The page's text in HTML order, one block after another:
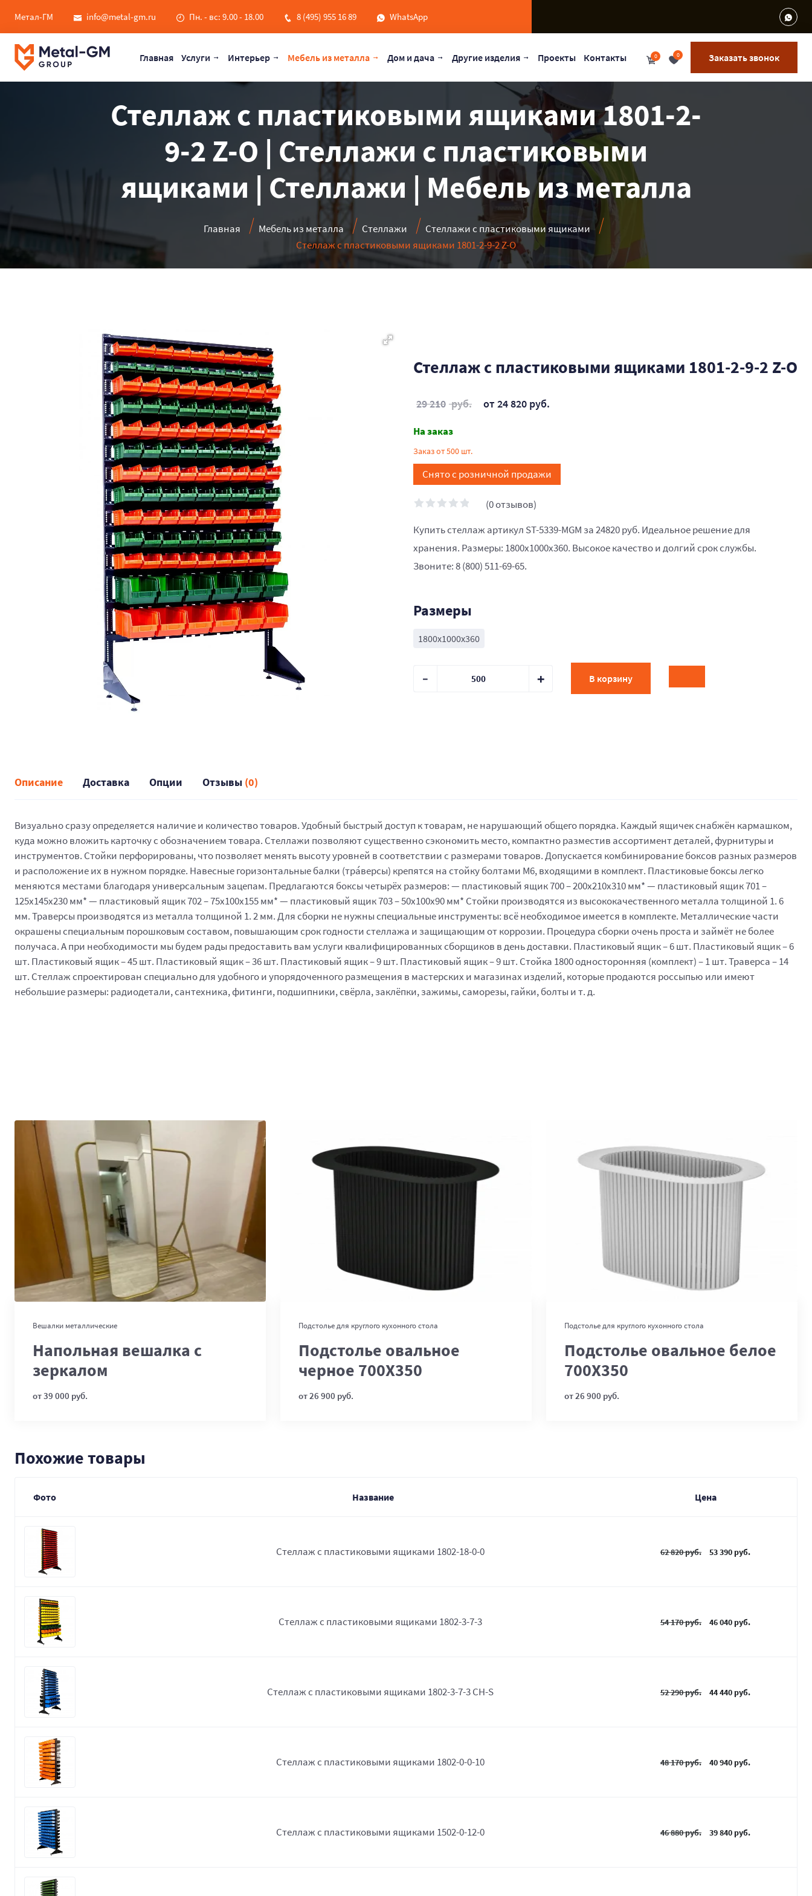
Метал-ГМ info@metal-gm.ru Пн. - вс: 9.00 - 18.00 8 (495) 955 16 89 WhatsApp
Главная Услуги Интерьер Мебель из металла Дом и дача Другие изделия Проекты Контакты 0 0 Заказать звонок
Стеллаж с пластиковыми ящиками 1801-2-
9-2 Z-O | Стеллажи с пластиковыми
ящиками | Стеллажи | Мебель из металла
Главная Мебель из металла Стеллажи
Стеллажи с пластиковыми ящиками
Стеллаж с пластиковыми ящиками 1801-2-9-2 Z-O
Стеллаж с пластиковыми ящиками 1801-2-9-2 Z-O
29 210 руб. от 24 820 руб.
На заказ
Заказ от 500 шт.
Снято с розничной продажи
(0 отзывов)
Купить стеллаж артикул ST-5339-MGM за 24820 руб. Идеальное решение для
хранения. Размеры: 1800x1000x360. Высокое качество и долгий срок службы.
Звоните: 8 (800) 511-69-65.
Размеры
1800x1000x360
В корзину
Описание Доставка Опции Отзывы (0)
Визуально сразу определяется наличие и количество товаров. Удобный быстрый доступ к товарам, не нарушающий общего порядка. Каждый ящичек снабжён кармашком,
куда можно вложить карточку с обозначением товара. Стеллажи позволяют существенно сэкономить место, компактно разместив ассортимент деталей, фурнитуры и
инструментов. Стойки перфорированы, что позволяет менять высоту уровней в соответствии с размерами товаров. Допускается комбинирование боксов разных размеров
и расположение их в нужном порядке. Навесные горизонтальные балки (тра́версы) крепятся на стойку болтами М6, входящими в комплект. Пластиковые боксы легко
меняются местами благодаря универсальным зацепам. Предлагаются боксы четырёх размеров: — пластиковый ящик 700 – 200x210x310 мм* — пластиковый ящик 701 –
125x145x230 мм* — пластиковый ящик 702 – 75x100x155 мм* — пластиковый ящик 703 – 50x100x90 мм* Стойки производятся из высококачественного металла толщиной 1. 6
мм. Траверсы производятся из металла толщиной 1. 2 мм. Для сборки не нужны специальные инструменты: всё необходимое имеется в комплекте. Металлические части
окрашены специальным порошковым составом, повышающим срок годности стеллажа и защищающим от коррозии. Процедура сборки очень проста и займёт не более
получаса. А при необходимости мы будем рады предоставить вам услуги квалифицированных сборщиков в день доставки. Пластиковый ящик – 6 шт. Пластиковый ящик – 6
шт. Пластиковый ящик – 45 шт. Пластиковый ящик – 36 шт. Пластиковый ящик – 9 шт. Пластиковый ящик – 9 шт. Стойка 1800 односторонняя (комплект) – 1 шт. Траверса – 14
шт. Стеллаж спроектирован специально для удобного и упорядоченного размещения в мастерских и магазинах изделий, которые продаются россыпью или имеют
небольшие размеры: радиодетали, сантехника, фитинги, подшипники, свёрла, заклёпки, зажимы, саморезы, гайки, болты и т. д.
Вешалки металлические
Напольная вешалка с
зеркалом
от 39 000 руб.
В корзину
Подстолье для круглого кухонного стола
Подстолье овальное
черное 700Х350
от 26 900 руб.
В корзину
Подстолье для круглого кухонного стола
Подстолье овальное белое
700Х350
от 26 900 руб.
Похожие товары
Фото Название Цена
Стеллаж с пластиковыми ящиками 1802-18-0-0 62 820 руб. 53 390 руб.
Стеллаж с пластиковыми ящиками 1802-3-7-3 54 170 руб. 46 040 руб.
Стеллаж с пластиковыми ящиками 1802-3-7-3 CH-S 52 290 руб. 44 440 руб.
Стеллаж с пластиковыми ящиками 1802-0-0-10 48 170 руб. 40 940 руб.
Стеллаж с пластиковыми ящиками 1502-0-12-0 46 880 руб. 39 840 руб.